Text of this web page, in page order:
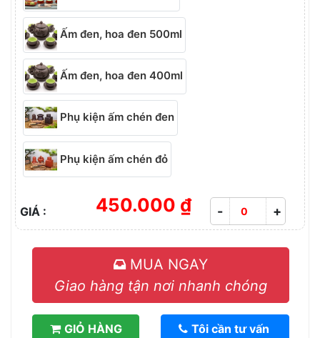
Ấm đen, hoa đen 500ml
Ấm đen, hoa đen 400ml
Phụ kiện ấm chén đen
Phụ kiện ấm chén đỏ
GIÁ : 450.000 ₫ - +
MUA NGAY
Giao hàng tận nơi nhanh chóng
GIỎ HÀNG
Tôi cần tư vấn